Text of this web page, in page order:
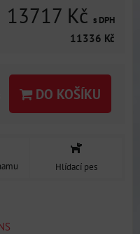
13717 Kč s DPH
11336 Kč
DO KOŠÍKU
Hlídací pes